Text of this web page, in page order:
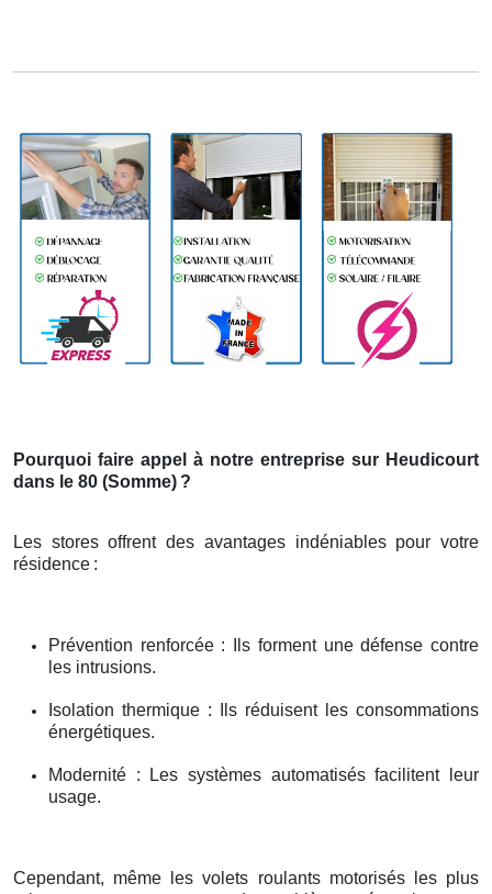
Pourquoi faire appel à notre entreprise sur Heudicourt
dans le 80 (Somme) ?
Les stores offrent des avantages indéniables pour votre
résidence :
Prévention renforcée : Ils forment une défense contre
les intrusions.
Isolation thermique : Ils réduisent les consommations
énergétiques.
Modernité : Les systèmes automatisés facilitent leur
usage.
Cependant, même les volets roulants motorisés les plus